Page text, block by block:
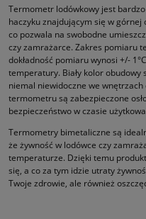
Termometr lodówkowy jest
haczyku znajdującym się w
co pozwala na swobodne
czy zamrażarce. Zakres pomiaru
dokładność pomiaru wynosi +/-
temperatury. Biały kolor
niemal niewidoczne we wnętrzach
termometru są zabezpieczone
bezpieczeństwo w czasie
Termometry bimetaliczne są
że żywność w lodówce czy
temperaturze. Dzięki temu
się, a co za tym idzie utraty
Twoje zdrowie, ale również